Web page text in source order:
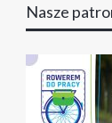
Nasze